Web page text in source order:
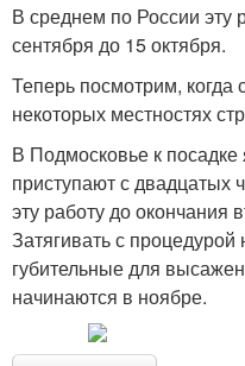
В среднем по России эту
сентября до 15 октября.
Теперь посмотрим, когда
некоторых местностях
В Подмосковье к
приступают с двадцатых
эту работу до окончания
Затягивать с процедурой
губительные для
начинаются в ноябре.